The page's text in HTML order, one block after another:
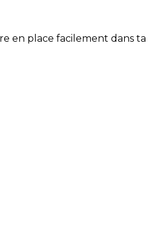
en place facilement dans ta